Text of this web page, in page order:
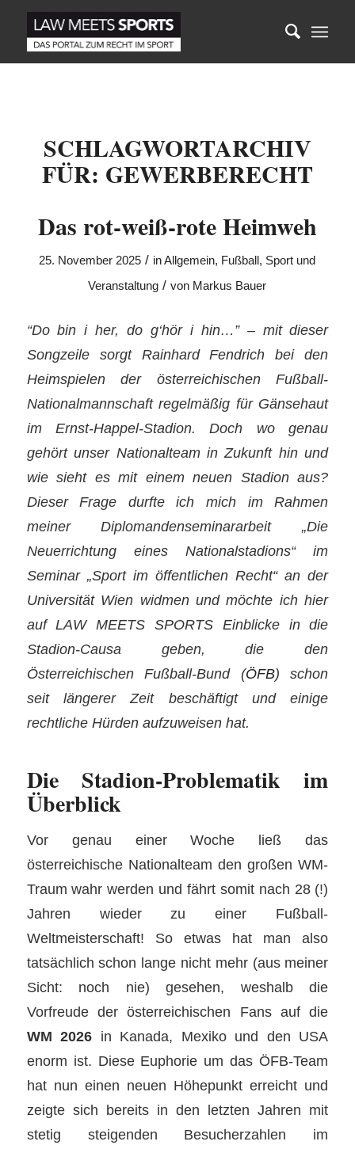
SCHLAGWORTARCHIV
FÜR: GEWERBERECHT
Das rot-weiß-rote Heimweh
25. November 2025 / inAllgemein, Fußball , Sport und
Veranstaltung / von Markus Bauer
“Do bin i her, do g‘hör i hin…” – mit dieser
Songzeile sorgt Rainhard Fendrich bei den
Heimspielen der österreichischen Fußball-
Nationalmannschaft regelmäßig für Gänsehaut
im Ernst-Happel-Stadion. Doch wo genau
gehört unser Nationalteam in Zukunft hin und
wie sieht es mit einem neuen Stadion aus?
Dieser Frage durfte ich mich im Rahmen
meiner Diplomandenseminararbeit „Die
Neuerrichtung eines Nationalstadions“ im
Seminar „Sport im öffentlichen Recht“ an der
Universität Wien widmen und möchte ich hier
auf LAW MEETS SPORTS Einblicke in die
Stadion-Causa geben, die den
Österreichischen Fußball-Bund (ÖFB) schon
seit längerer Zeit beschäftigt und einige
rechtliche Hürden aufzuweisen hat.
Die Stadion-Problematik im
Überblick
Vor genau einer Woche ließ das
österreichische Nationalteam den großen WM-
Traum wahr werden und fährt somit nach 28 (!)
Jahren wieder zu einer Fußball-
Weltmeisterschaft! So etwas hat man also
tatsächlich schon lange nicht mehr (aus meiner
Sicht: noch nie) gesehen, weshalb die
Vorfreude der österreichischen Fans auf die
WM 2026 in Kanada, Mexiko und den USA
enorm ist. Diese Euphorie um das ÖFB-Team
hat nun einen neuen Höhepunkt erreicht und
zeigte sich bereits in den letzten Jahren mit
stetig steigenden Besucherzahlen im